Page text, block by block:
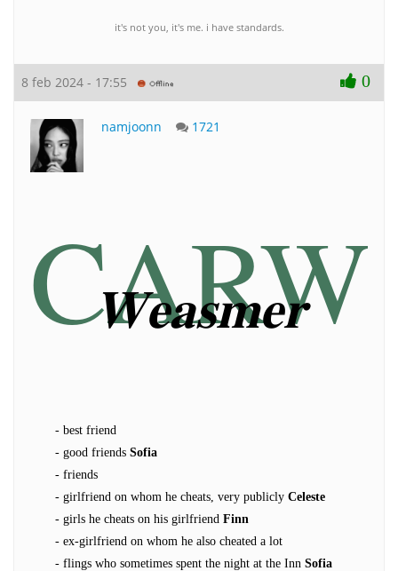
it's not you, it's me. i have standards.
8 feb 2024 - 17:55 0
namjoonn 1721
𝐖𝐞𝐚𝐬𝐦𝐞𝐫
- best friend
- good friends Sofia
- friends
- girlfriend on whom he cheats, very publicly Celeste
- girls he cheats on his girlfriend Finn
- ex-girlfriend on whom he also cheated a lot
- flings who sometimes spent the night at the Inn Sofia